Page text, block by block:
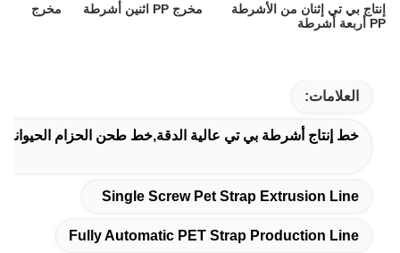
إنتاج بي تي إثنان من الأشرطة مخرج PP اثنين أشرطة
مخرج
PP أربعة أشرطة
العلامات:
خط إنتاج أشرطة بي تي عالية الدقة,خط طحن الحزام الحيوانات الأليفة ذات المسمار الواحد,150
Single Screw Pet Strap Extrusion Line
Fully Automatic PET Strap Production Line